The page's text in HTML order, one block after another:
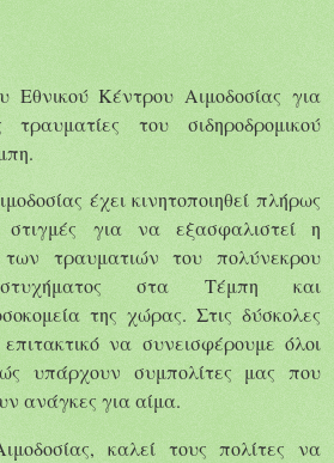
Εθνικού Κέντρου Αιμοδοσίας για
του σιδηροδρομικού
έχει κινητοποιηθεί πλήρως
στιγμές για να εξασφαλιστεί η
των τραυματιών του πολύνεκρου
στα Τέμπη και
της χώρας. Στις δύσκολες
να συνεισφέρουμε όλοι
υπάρχουν συμπολίτες μας που
ανάγκες για αίμα.
καλεί τους πολίτες να